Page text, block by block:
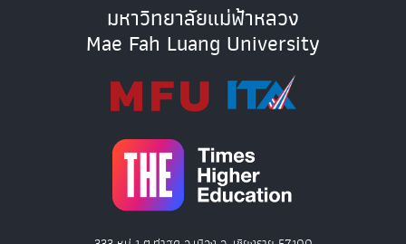
มหาวิทยาลัยแม่ฟ้าหลวง
Mae Fah Luang University